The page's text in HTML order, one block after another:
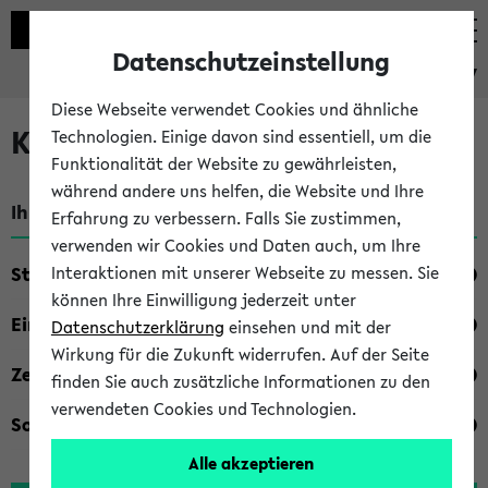
eKVV
Kombisuche im eKVV
Ihre Suchkriterien:
Studienfach
Einrichtung
Zeiten
Sonstiges
Datenschutzeinstellung
Diese Webseite verwendet Cookies und ähnliche
Technologien. Einige davon sind essentiell, um die
Funktionalität der Website zu gewährleisten,
während andere uns helfen, die Website und Ihre
Erfahrung zu verbessern. Falls Sie zustimmen,
verwenden wir Cookies und Daten auch, um Ihre
Interaktionen mit unserer Webseite zu messen. Sie
können Ihre Einwilligung jederzeit unter
Datenschutzerklärung einsehen und mit der
Wirkung für die Zukunft widerrufen. Auf der Seite
finden Sie auch zusätzliche Informationen zu den
verwendeten Cookies und Technologien.
Alle akzeptieren